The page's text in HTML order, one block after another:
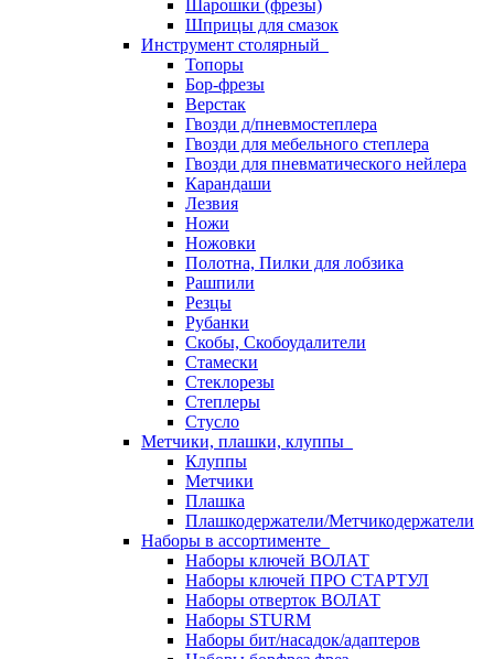
Шарошки (фрезы)
Шприцы для смазок
Инструмент столярный
Топоры
Бор-фрезы
Верстак
Гвозди д/пневмостеплера
Гвозди для мебельного степлера
Гвозди для пневматического нейлера
Карандаши
Лезвия
Ножи
Ножовки
Полотна, Пилки для лобзика
Рашпили
Резцы
Рубанки
Скобы, Скобоудалители
Стамески
Стеклорезы
Степлеры
Стусло
Метчики, плашки, клуппы
Клуппы
Метчики
Плашка
Плашкодержатели/Метчикодержатели
Наборы в ассортименте
Наборы ключей ВОЛАТ
Наборы ключей ПРО СТАРТУЛ
Наборы отверток ВОЛАТ
Наборы STURM
Наборы бит/насадок/адаптеров